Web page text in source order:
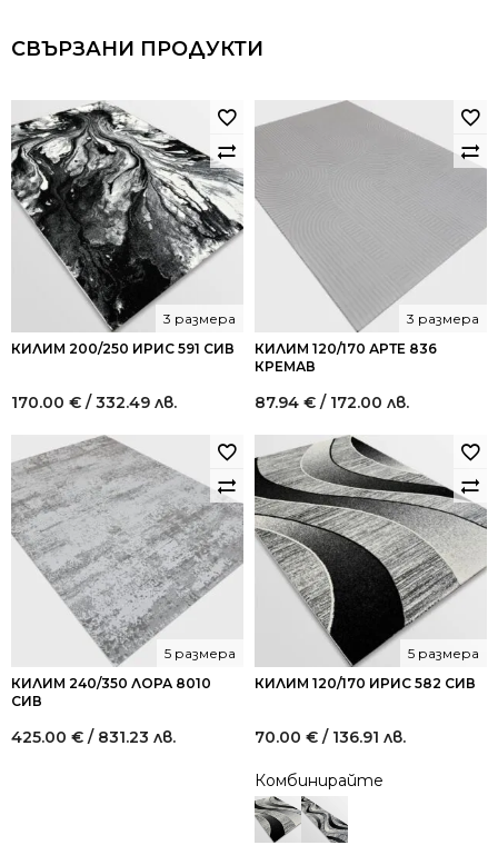
СВЪРЗАНИ ПРОДУКТИ
КИЛИМ 200/250 ИРИС 591 СИВ
3 размера
170.00 € / 332.49 лв.
КИЛИМ 120/170 АРТЕ 836
КРЕМАВ
3 размера
87.94 € / 172.00 лв.
КИЛИМ 240/350 ЛОРА 8010
СИВ
5 размера
425.00 € / 831.23 лв.
КИЛИМ 120/170 ИРИС 582 СИВ
5 размера
70.00 € / 136.91 лв.
Комбинирайте